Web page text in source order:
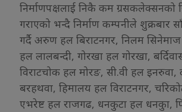
निर्माणपक्षलाई निकै कम ग्रसकलेक्सनको
गराएको भन्दै निर्माण कम्पनीले शुक्रबार
गर्दै अरुण हल बिराटनगर, निलम
हल लालबन्दी, गोरखा हल गोरखा,
विराटचोक हल मोरङ, सी.वी हल
बरहथवा, हिमालय हल विराटनगर,
एभरेष्ट हल राजगढ, धनकुटा हल धनकुा,